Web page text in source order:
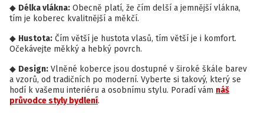
Délka vlákna: Obecně platí, že čím delší a jemnější vlákna,
tím je koberec kvalitnější a měkčí.
Hustota: Čím větší je hustota vlasů, tím větší je i komfort.
Očekávejte měkký a hebký povrch.
Design: Vlněné koberce jsou dostupné v široké škále barev
a vzorů, od tradičních po moderní. Vyberte si takový, který se
hodí k vašemu interiéru a osobnímu stylu. Poradí vám náš
průvodce styly bydlení.